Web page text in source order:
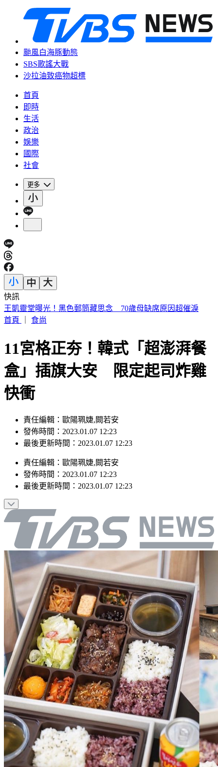
颱風白海豚動態
SBS歌謠大戰
沙拉油致癌物超標
首頁
即時
生活
政治
娛樂
國際
社會
更多
快訊
提醒國一新生守秩序！台中女師遭「掃把刺眼重傷」恐失明
首頁
食尚
11宮格正夯！韓式「超澎湃餐
盒」插旗大安 限定起司炸雞
快衝
責任編輯：歐陽珮婕,闕若安
發佈時間：2023.01.07 12:23
最後更新時間：2023.01.07 12:23
責任編輯 ： 歐陽珮婕,闕若安
發佈時間： 2023.01.07 12:23
最後更新時間： 2023.01.07 12:23